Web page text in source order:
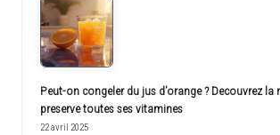
Peut-on congeler du jus d’orange ? Decouvrez la
preserve toutes ses vitamines
22 avril 2025